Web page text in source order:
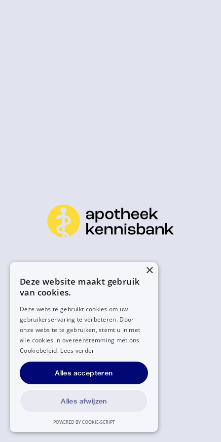
×
Deze website maakt gebruik
van cookies.
Deze website gebruikt cookies om uw
gebruikerservaring te verbeteren. Door
onze website te gebruiken, stemt u in met
alle cookies in overeenstemming met ons
Cookiebeleid. Lees verder
Alles accepteren
Alles afwijzen
POWERED BY COOKIE-SCRIPT